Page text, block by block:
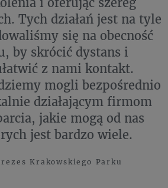
Tych działań jest na tyle
się na obecność
by skrócić dystans i
z nami kontakt.
mogli bezpośrednio
działającym firmom
jakie mogą od nas
jest bardzo wiele.
Krakowskiego Parku